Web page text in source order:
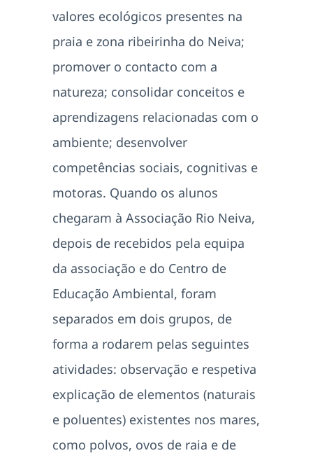
valores ecológicos presentes na
praia e zona ribeirinha do Neiva;
promover o contacto com a
natureza; consolidar conceitos e
aprendizagens relacionadas com o
ambiente; desenvolver
competências sociais, cognitivas e
motoras. Quando os alunos
chegaram à Associação Rio Neiva,
depois de recebidos pela equipa
da associação e do Centro de
Educação Ambiental, foram
separados em dois grupos, de
forma a rodarem pelas seguintes
atividades: observação e respetiva
explicação de elementos (naturais
e poluentes) existentes nos mares,
como polvos, ovos de raia e de